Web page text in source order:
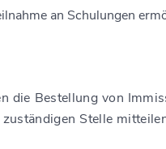
an Schulungen
die Bestellung von
Stelle